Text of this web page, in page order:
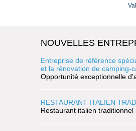
NOUVELLES
Entreprise de référence
et la rénovation de camping-
Opportunité exceptionnelle
RESTAURANT ITALIEN
Restaurant italien traditionnel